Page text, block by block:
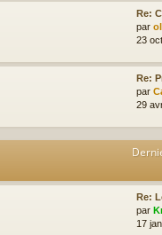
Re:
par
23
Re:
par
29
Re:
par
17